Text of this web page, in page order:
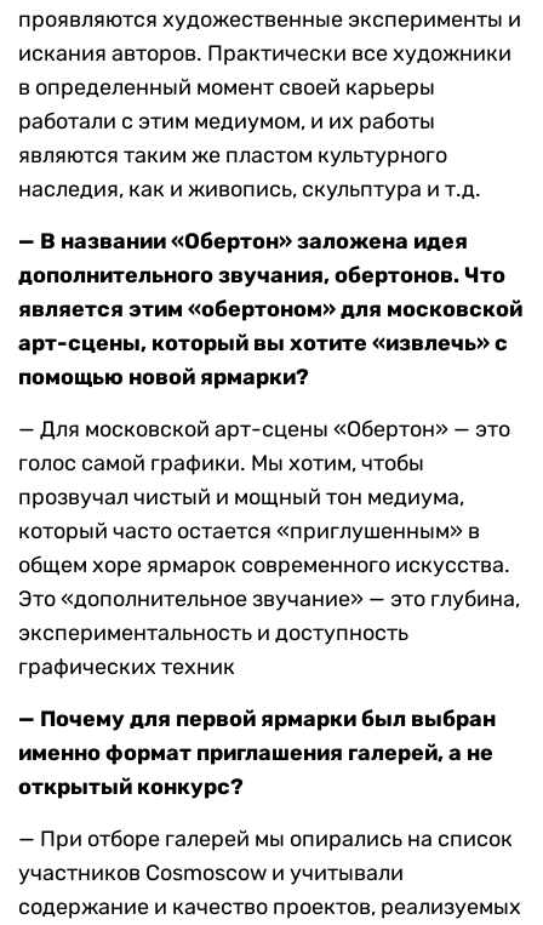
проявляются художественные эксперименты и
искания авторов. Практически все художники
в определенный момент своей карьеры
работали с этим медиумом, и их работы
являются таким же пластом культурного
наследия, как и живопись, скульптура и т.д.
— В названии «Обертон» заложена идея
дополнительного звучания, обертонов. Что
является этим «обертоном» для московской
арт-сцены, который вы хотите «извлечь» с
помощью новой ярмарки?
— Для московской арт-сцены «Обертон» — это
голос самой графики. Мы хотим, чтобы
прозвучал чистый и мощный тон медиума,
который часто остается «приглушенным» в
общем хоре ярмарок современного искусства.
Это «дополнительное звучание» — это глубина,
экспериментальность и доступность
графических техник
— Почему для первой ярмарки был выбран
именно формат приглашения галерей, а не
открытый конкурс?
— При отборе галерей мы опирались на список
участников Cosmoscow и учитывали
содержание и качество проектов, реализуемых